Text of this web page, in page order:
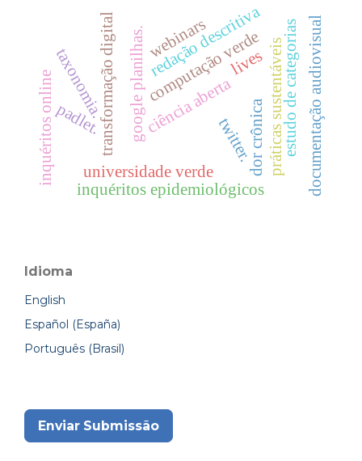
ciência aberta
google planilhas.
transformação digital computação verde
universidade verde práticas sustentáveisestudo de categorias
taxonomia.
redação descritiva
padlet.
inquéritos epidemiológicos
dor crônica
twitter.
webinars
inquéritos online
lives documentação audiovisual
Idioma
English
Español (España)
Português (Brasil)
Enviar Submissão